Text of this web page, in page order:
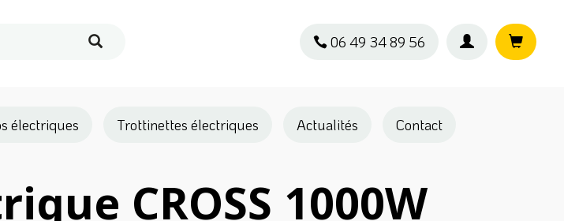
06 49 34 89 56
électriques Trottinettes électriques Actualités Contact
CROSS 1000W